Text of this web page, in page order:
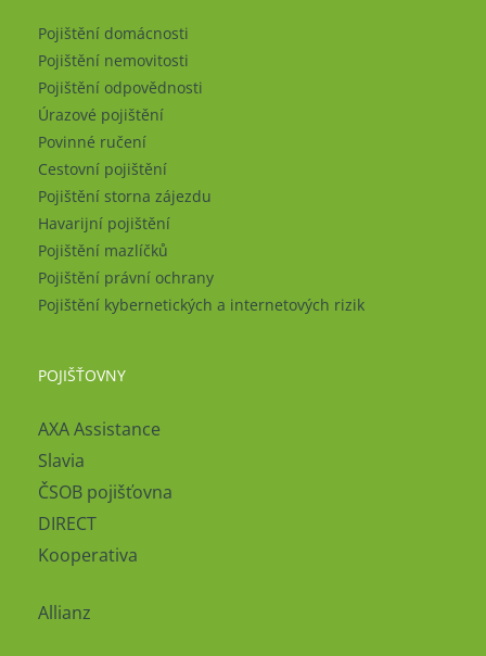
Pojištění domácnosti
Pojištění nemovitosti
Pojištění odpovědnosti
Úrazové pojištění
Povinné ručení
Cestovní pojištění
Pojištění storna zájezdu
Havarijní pojištění
Pojištění mazlíčků
Pojištění právní ochrany
Pojištění kybernetických a internetových rizik
POJIŠŤOVNY
AXA Assistance
Slavia
ČSOB pojišťovna
DIRECT
Kooperativa
Allianz